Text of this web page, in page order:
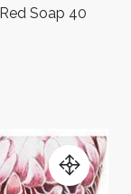
Soap 40